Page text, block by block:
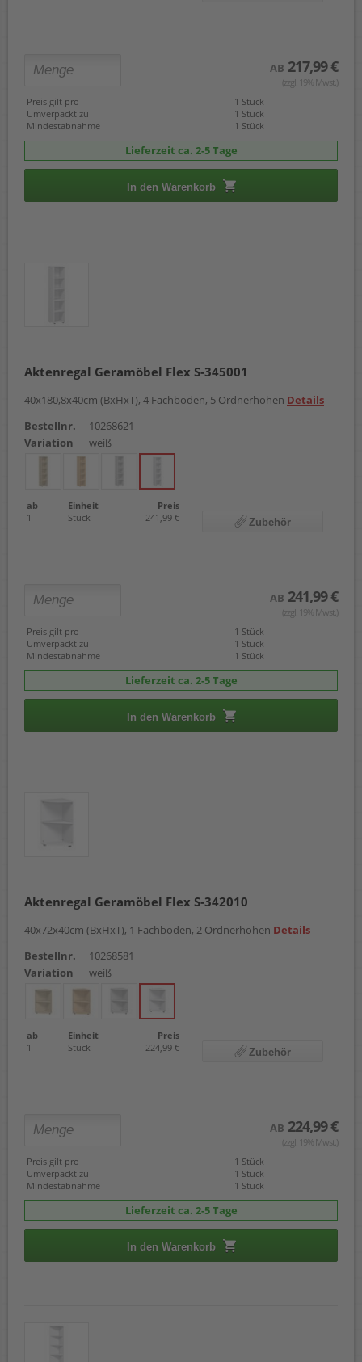
AB 217,99 €
(zzgl. 19% Mwst.)
Preis gilt pro
1 Stück
Umverpackt zu
1 Stück
Mindestabnahme
1 Stück
Lieferzeit ca. 2-5 Tage
In den Warenkorb
Aktenregal Geramöbel Flex S-345001
40x180,8x40cm (BxHxT), 4 Fachböden, 5 Ordnerhöhen Details
Bestellnr.
10268621
Variation
weiß
ab Einheit
Preis
1
Stück 241,99 € Zubehör
AB 241,99 €
(zzgl. 19% Mwst.)
Preis gilt pro
1 Stück
Umverpackt zu
1 Stück
Mindestabnahme
1 Stück
Lieferzeit ca. 2-5 Tage
In den Warenkorb
Aktenregal Geramöbel Flex S-342010
40x72x40cm (BxHxT), 1 Fachboden, 2 Ordnerhöhen Details
Bestellnr.
10268581
Variation
weiß
ab Einheit
Preis
1
Stück 224,99 € Zubehör
AB 224,99 €
(zzgl. 19% Mwst.)
Preis gilt pro
1 Stück
Umverpackt zu
1 Stück
Mindestabnahme
1 Stück
Lieferzeit ca. 2-5 Tage
In den Warenkorb